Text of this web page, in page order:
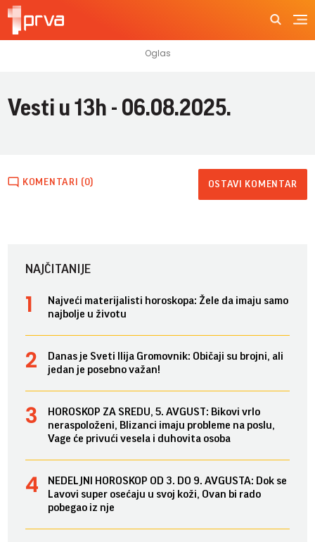
Vesti u 13h - 06.08.2025.
KOMENTARI (0) OSTAVI KOMENTAR
NAJČITANIJE
Najveći materijalisti horoskopa: Žele da imaju samo
najbolje u životu
Danas je Sveti Ilija Gromovnik: Običaji su brojni, ali
jedan je posebno važan!
HOROSKOP ZA SREDU, 5. AVGUST: Bikovi vrlo
neraspoloženi, Blizanci imaju probleme na poslu,
Vage će privući vesela i duhovita osoba
NEDELJNI HOROSKOP OD 3. DO 9. AVGUSTA: Dok se
Lavovi super osećaju u svoj koži, Ovan bi rado
pobegao iz nje